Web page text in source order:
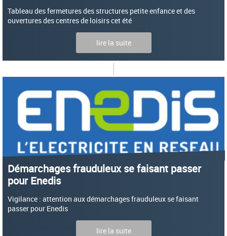
Tableau des fermetures des structures petite enfance et des
ouvertures des centres de loisirs cet été
lire la suite
Démarchages frauduleux se faisant passer
pour Enedis
Vigilance : attention aux démarchages frauduleux se faisant
passer pour Enedis
lire la suite